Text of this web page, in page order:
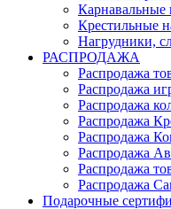
Крестильные
Нагрудники,
РАСПРОДАЖА
Распродажа
Распродажа
Распродажа
Распродажа
Распродажа
Распродажа
Распродажа
Распродажа
Подарочные